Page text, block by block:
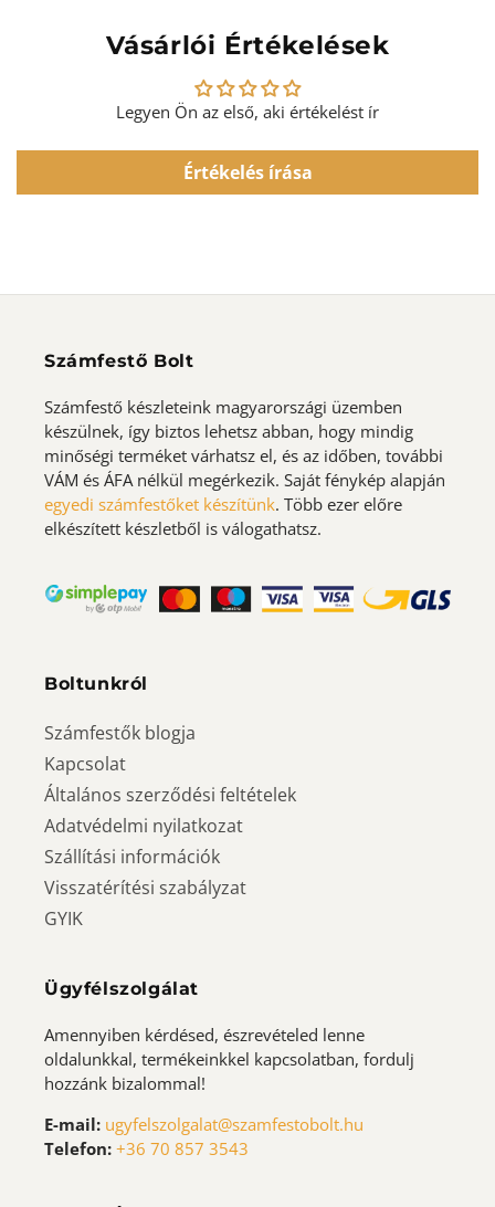
Vásárlói Értékelések
Legyen Ön az első, aki értékelést ír
Értékelés írása
Számfestő Bolt
Számfestő készleteink magyarországi üzemben
készülnek, így biztos lehetsz abban, hogy mindig
minőségi terméket várhatsz el, és az időben, további
VÁM és ÁFA nélkül megérkezik. Saját fénykép alapján
egyedi számfestőket készítünk. Több ezer előre
elkészített készletből is válogathatsz.
Boltunkról
Számfestők blogja
Kapcsolat
Általános szerződési feltételek
Adatvédelmi nyilatkozat
Szállítási információk
Visszatérítési szabályzat
GYIK
Ügyfélszolgálat
Amennyiben kérdésed, észrevételed lenne
oldalunkkal, termékeinkkel kapcsolatban, fordulj
hozzánk bizalommal!
E-mail: ugyfelszolgalat@szamfestobolt.hu
Telefon: +36 70 857 3543